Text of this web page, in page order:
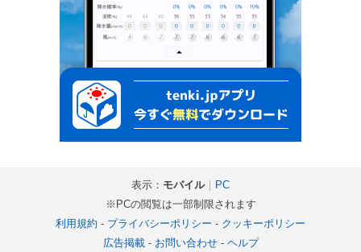
表示： モバイル｜ PC
※PCの閲覧は一部制限されます
利用規約 - プライバシーポリシー - クッキーポリシー
広告掲載- お問い合わせ- ヘルプ